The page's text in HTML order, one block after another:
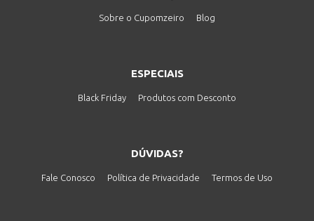
Sobre o Cupomzeiro Blog
ESPECIAIS
Black Friday Produtos com Desconto
DÚVIDAS?
Fale Conosco Política de Privacidade Termos de Uso